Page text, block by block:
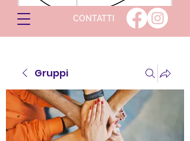
CONTATTI
Gruppi